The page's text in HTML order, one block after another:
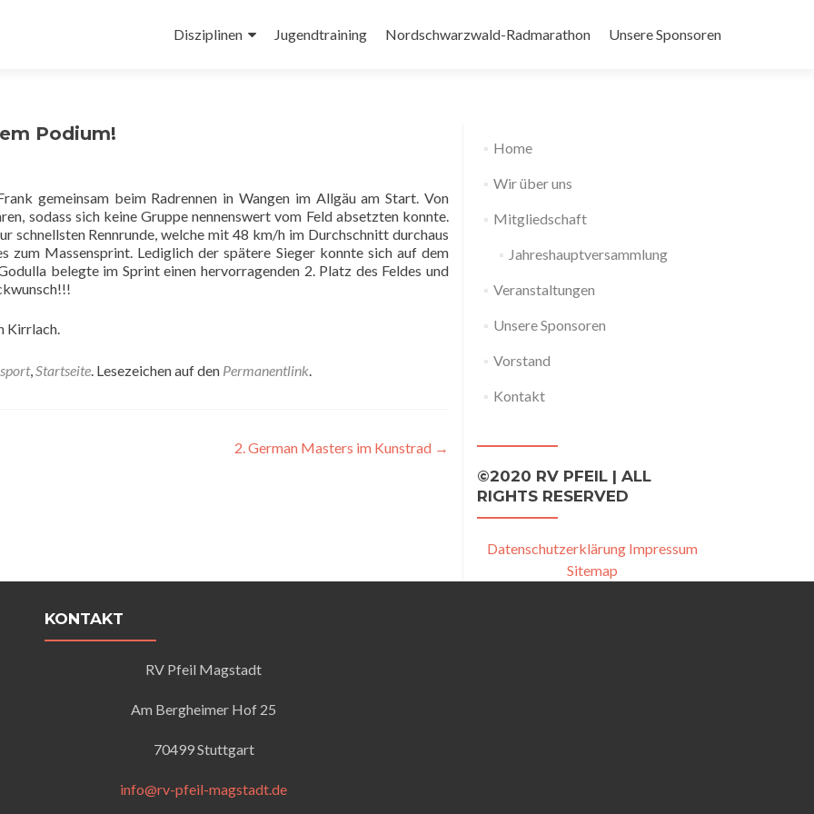
Inhalt
Disziplinen Jugendtraining Nordschwarzwald-Radmarathon Unsere Sponsoren
Podium!
gemeinsam beim Radrennen in Wangen im Allgäu am Start. Von
sodass sich keine Gruppe nennenswert vom Feld absetzten konnte.
schnellsten Rennrunde, welche mit 48 km/h im Durchschnitt durchaus
zum Massensprint. Lediglich der spätere Sieger konnte sich auf dem
belegte im Sprint einen hervorragenden 2. Platz des Feldes und
Kirrlach.
,Startseite. Lesezeichen auf den Permanentlink.
2. German Masters im Kunstrad →
Home
Wir über uns
Mitgliedschaft
Jahreshauptversammlung
Veranstaltungen
Unsere Sponsoren
Vorstand
Kontakt
©2020 RV PFEIL | ALL
RIGHTS RESERVED
Datenschutzerklärung Impressum
Sitemap
KONTAKT
RV Pfeil Magstadt
Am Bergheimer Hof 25
70499 Stuttgart
info@rv-pfeil-magstadt.de